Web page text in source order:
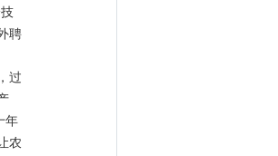
聘
过
年
农